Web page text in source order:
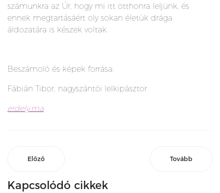
számunkra az Úr, hogy mi itt otthonra leljünk, és
ennek megtartásáért oly sokan életük drága
áldozatára is készek voltak.
Beszámoló és képek forrása:
Fábián Tibor, nagyszántói lelkipásztor
erdely.ma
Előző Tovább
Kapcsolódó cikkek